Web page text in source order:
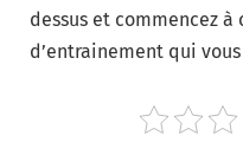
dessus et commencez
d’entrainement qui